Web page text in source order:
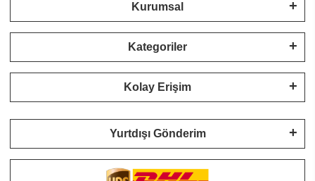
Kurumsal
Kategoriler
Kolay Erişim
Yurtdışı Gönderim